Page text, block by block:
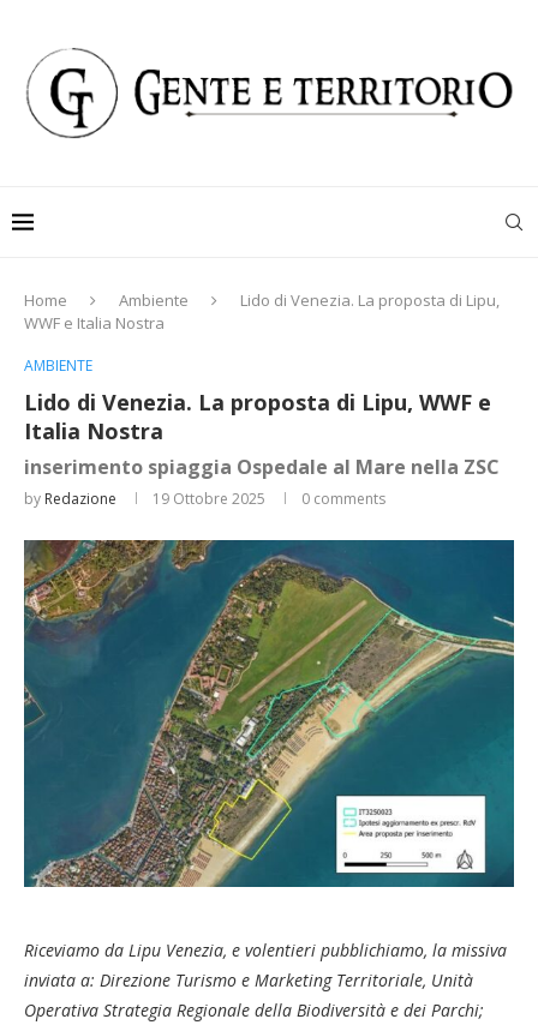
Home Ambiente
Lido di Venezia. La proposta di Lipu,
WWF e Italia Nostra
AMBIENTE
Lido di Venezia. La proposta di Lipu, WWF e
Italia Nostra
inserimento spiaggia Ospedale al Mare nella ZSC
by Redazione 19 Ottobre 2025 0 comments
Riceviamo da Lipu Venezia, e volentieri pubblichiamo, la missiva
inviata a: Direzione Turismo e Marketing Territoriale, Unità
Operativa Strategia Regionale della Biodiversità e dei Parchi;